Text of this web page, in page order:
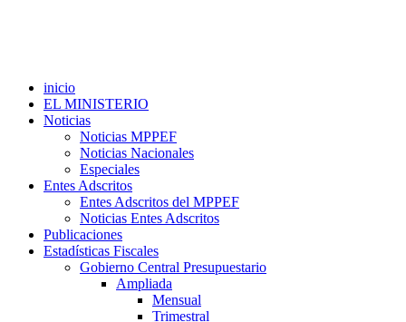
inicio
EL MINISTERIO
Noticias
Noticias MPPEF
Noticias Nacionales
Especiales
Entes Adscritos
Entes Adscritos del MPPEF
Noticias Entes Adscritos
Publicaciones
Estadísticas Fiscales
Gobierno Central Presupuestario
Ampliada
Mensual
Trimestral